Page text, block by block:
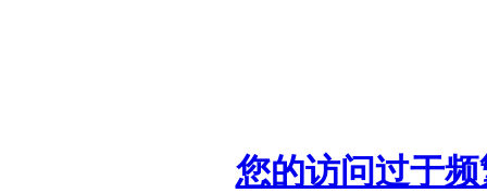
您的访问过于